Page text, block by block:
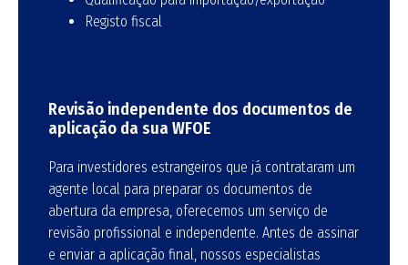
Registo fiscal
Revisão independente dos documentos de
aplicação da sua WFOE
Para investidores estrangeiros que já contrataram um
agente local para preparar os documentos de
abertura da empresa, oferecemos um serviço de
revisão profissional e independente. Antes de assinar
e enviar a aplicação final, nossos especialistas